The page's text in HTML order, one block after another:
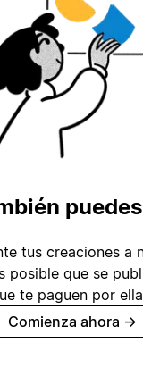
tus creaciones a
posible que se
te paguen por
Comienza ahora →